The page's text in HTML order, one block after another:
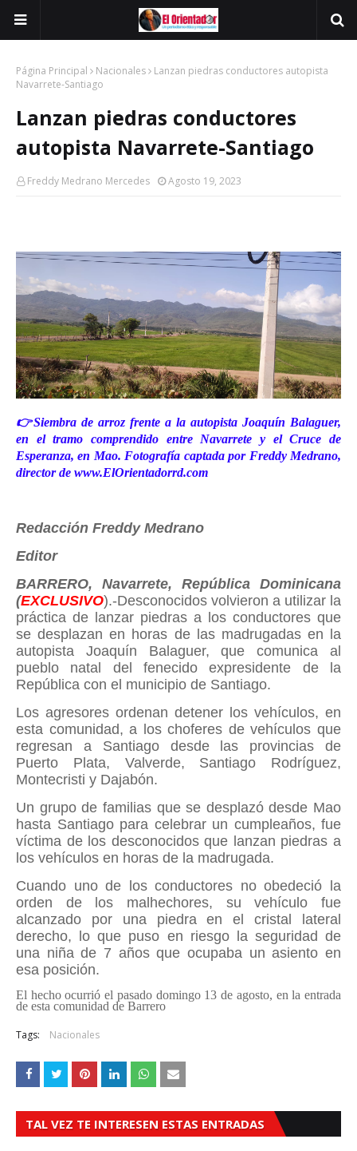
Página Principal Nacionales
Lanzan piedras conductores autopista
Navarrete-Santiago
Lanzan piedras conductores
autopista Navarrete-Santiago
Freddy Medrano Mercedes Agosto 19, 2023
👉Siembra de arroz frente a la autopista Joaquín Balaguer,
en el tramo comprendido entre Navarrete y el Cruce de
Esperanza, en Mao. Fotografía captada por Freddy Medrano,
director de www.ElOrientadorrd.com
Redacción Freddy Medrano
Editor
BARRERO, Navarrete, República Dominicana
(EXCLUSIVO).-Desconocidos volvieron a utilizar la
práctica de lanzar piedras a los conductores que
se desplazan en horas de las madrugadas en la
autopista Joaquín Balaguer, que comunica al
pueblo natal del fenecido expresidente de la
República con el municipio de Santiago.
Los agresores ordenan detener los vehículos, en
esta comunidad, a los choferes de vehículos que
regresan a Santiago desde las provincias de
Puerto Plata, Valverde, Santiago Rodríguez,
Montecristi y Dajabón.
Un grupo de familias que se desplazó desde Mao
hasta Santiago para celebrar un cumpleaños, fue
víctima de los desconocidos que lanzan piedras a
los vehículos en horas de la madrugada.
Cuando uno de los conductores no obedeció la
orden de los malhechores, su vehículo fue
alcanzado por una piedra en el cristal lateral
derecho, lo que puso en riesgo la seguridad de
una niña de 7 años que ocupaba un asiento en
esa posición.
El hecho ocurrió el pasado domingo 13 de agosto, en la entrada
de esta comunidad de Barrero
Tags: Nacionales
TAL VEZ TE INTERESEN ESTAS ENTRADAS